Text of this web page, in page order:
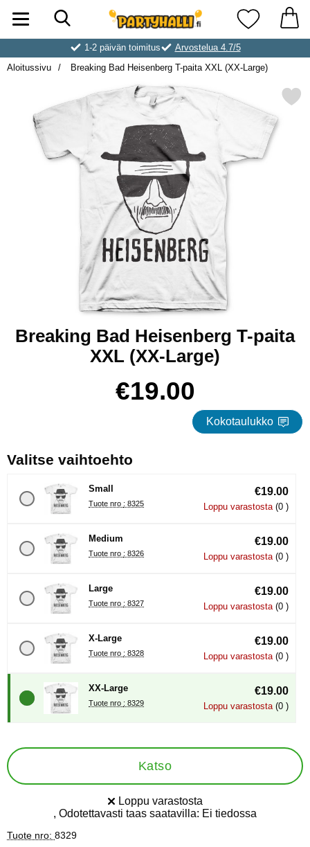
Ostoskori laajennettu Partyhallen AB
Suosikkini
1-2 päivän toimitus
Arvostelua 4.7/5
Aloitussivu
Breaking Bad Heisenberg T-paita XXL (XX-Large)
Merkitse breaking Bad Heisenberg
Breaking Bad Heisenberg T-paita
XXL (XX-Large)
hinta
€19.00
Kokotaulukko
Valitse vaihtoehto
Small
Tuote nro : 8325
€19.00
Loppu varastosta(0 )
Medium
Tuote nro : 8326
€19.00
Loppu varastosta(0 )
Large
Tuote nro : 8327
€19.00
Loppu varastosta(0 )
X-Large
Tuote nro : 8328
€19.00
Loppu varastosta(0 )
XX-Large
Tuote nro : 8329
€19.00
Loppu varastosta(0 )
Katso
Saatavuus:
Loppu varastosta
, Odotettavasti taas saatavilla: Ei tiedossa
Tuote nro: 8329